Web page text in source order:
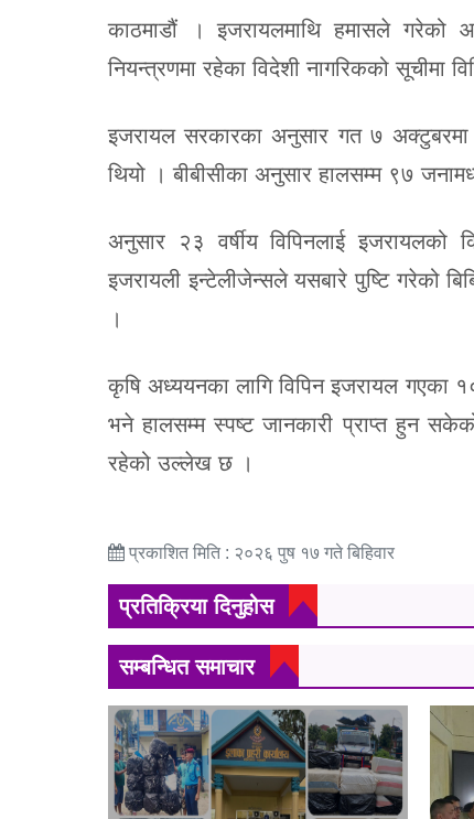
काठमाडौं । इजरायलमाथि हमासले गरेको
नियन्त्रणमा रहेका विदेशी नागरिकको सूचीमा
इजरायल सरकारका अनुसार गत ७
थियो । बीबीसीका अनुसार हालसम्म ९७
अनुसार २३ वर्षीय विपिनलाई इजरायलको
इजरायली इन्टेलीजेन्सले यसबारे पुष्टि गरेको
।
कृषि अध्ययनका लागि विपिन इजरायल गएका
भने हालसम्म स्पष्ट जानकारी प्राप्त हुन
रहेको उल्लेख छ ।
प्रकाशित मिति : २०२६ पुष १७ गते बिहिवार
प्रतिक्रिया दिनुहोस
सम्बन्धित समाचार